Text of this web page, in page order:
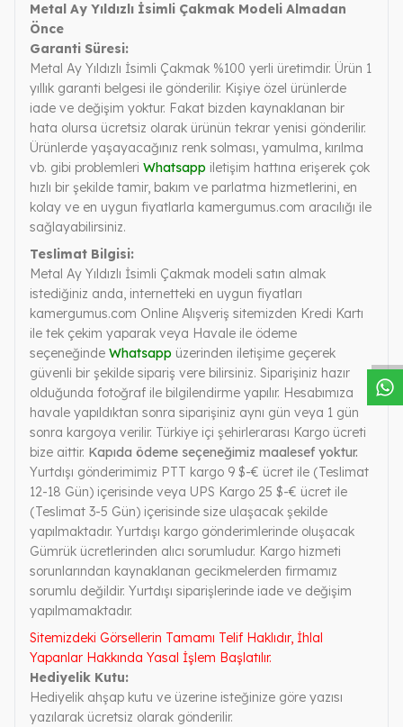
Metal Ay Yıldızlı İsimli Çakmak Modeli Almadan
Önce
Garanti Süresi:
Metal Ay Yıldızlı İsimli Çakmak %100 yerli üretimdir. Ürün 1
yıllık garanti belgesi ile gönderilir. Kişiye özel ürünlerde
iade ve değişim yoktur. Fakat bizden kaynaklanan bir
hata olursa ücretsiz olarak ürünün tekrar yenisi gönderilir.
Ürünlerde yaşayacağınız renk solması, yamulma, kırılma
vb. gibi problemleri Whatsapp iletişim hattına erişerek çok
hızlı bir şekilde tamir, bakım ve parlatma hizmetlerini, en
kolay ve en uygun fiyatlarla kamergumus.com aracılığı ile
sağlayabilirsiniz.
Teslimat Bilgisi:
Metal Ay Yıldızlı İsimli Çakmak modeli satın almak
istediğiniz anda, internetteki en uygun fiyatları
kamergumus.com Online Alışveriş sitemizden Kredi Kartı
ile tek çekim yaparak veya Havale ile ödeme
seçeneğinde Whatsapp üzerinden iletişime geçerek
güvenli bir şekilde sipariş vere bilirsiniz. Siparişiniz hazır
olduğunda fotoğraf ile bilgilendirme yapılır. Hesabımıza
havale yapıldıktan sonra siparişiniz aynı gün veya 1 gün
sonra kargoya verilir. Türkiye içi şehirlerarası Kargo ücreti
bize aittir. Kapıda ödeme seçeneğimiz maalesef yoktur.
Yurtdışı gönderimimiz PTT kargo 9 $-€ ücret ile (Teslimat
12-18 Gün) içerisinde veya UPS Kargo 25 $-€ ücret ile
(Teslimat 3-5 Gün) içerisinde size ulaşacak şekilde
yapılmaktadır. Yurtdışı kargo gönderimlerinde oluşacak
Gümrük ücretlerinden alıcı sorumludur. Kargo hizmeti
sorunlarından kaynaklanan gecikmelerden firmamız
sorumlu değildir. Yurtdışı siparişlerinde iade ve değişim
yapılmamaktadır.
Sitemizdeki Görsellerin Tamamı Telif Haklıdır, İhlal
Yapanlar Hakkında Yasal İşlem Başlatılır.
Hediyelik Kutu:
Hediyelik ahşap kutu ve üzerine isteğinize göre yazısı
yazılarak ücretsiz olarak gönderilir.